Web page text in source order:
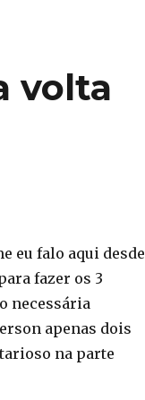
volta
eu falo aqui desde
fazer os 3
necessária
apenas dois
na parte